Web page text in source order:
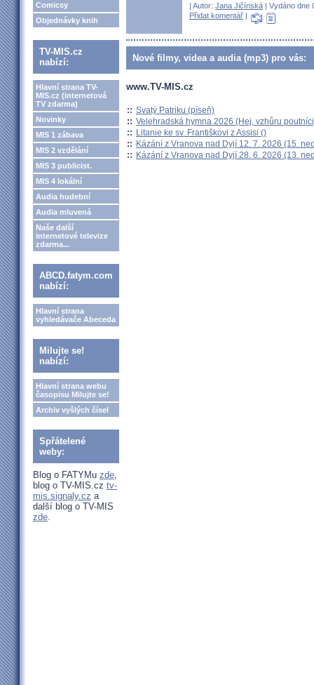
Comicsy
Objednávky knih
TV-MIS.cz
nabízí:
Hlavní strana TV-
MIS.cz (internetová
TV zdarma)
Novinky
MIS 1 zábava
MIS 2 vzdělání
MIS 3 publicist.
MIS 4 lokální
Audia hudební
Audia mluvená
Naše další
internetové televize
zdarma...
ABCD.fatym.com
nabízí:
Hlavní strana
vyhledávače Abeceda
Milujte se!
nabízí:
Hlavní strana webu
časopisu Milujte se!
Archiv vyšlých čísel
Spřátelené
weby:
Blog o FATYMu zde,
blog o TV-MIS.cz tv-
mis.signaly.cz a
další blog o TV-MIS
zde.
| Autor: Jana Jičínská | Vydáno dne
Přidat komentář |
Nové filmy, videa a audia (mp3) pro vás:
www.TV-MIS.cz
:: Svatý Patriku (píseň)
:: Velehradská hymna 2026 (Hej, vzhůru
:: Litanie ke sv. Františkovi z Assisi ()
:: Kázání z Vranova nad Dyjí 12. 7. 2026 (15.
:: Kázání z Vranova nad Dyjí 28. 6. 2026 (13.